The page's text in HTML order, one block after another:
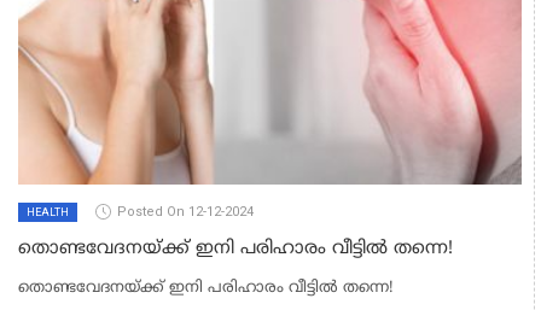
HEALTH Posted On 12-12-2024
തൊണ്ടവേദനയ്ക്ക് ഇനി പരിഹാരം വീട്ടിൽ തന്നെ!
തൊണ്ടവേദനയ്ക്ക് ഇനി പരിഹാരം വീട്ടിൽ തന്നെ!